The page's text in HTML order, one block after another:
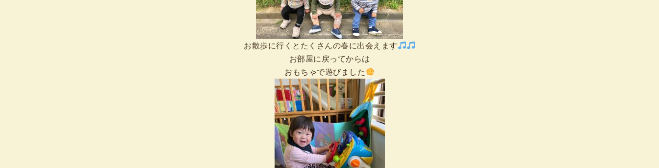
お散歩に行くとたくさんの春に出会えます
お部屋に戻ってからは
おもちゃで遊びました